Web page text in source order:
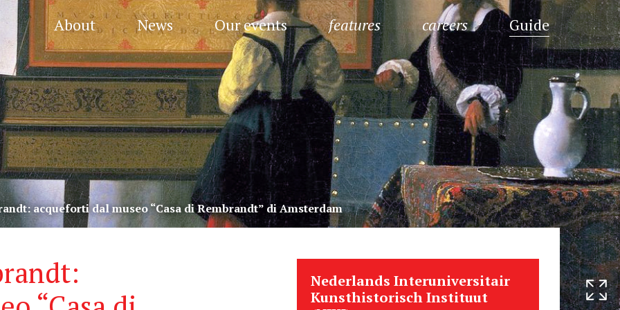
About News Our events features careers Guide
acqueforti dal museo “Casa di Rembrandt” di Amsterdam
Nederlands Interuniversitair
Kunsthistorisch Instituut